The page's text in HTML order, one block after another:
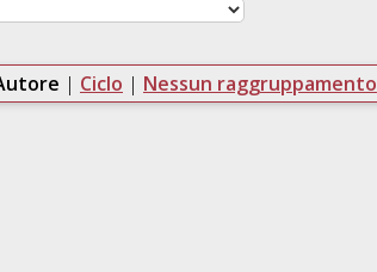
| Ciclo | Nessun raggruppamento